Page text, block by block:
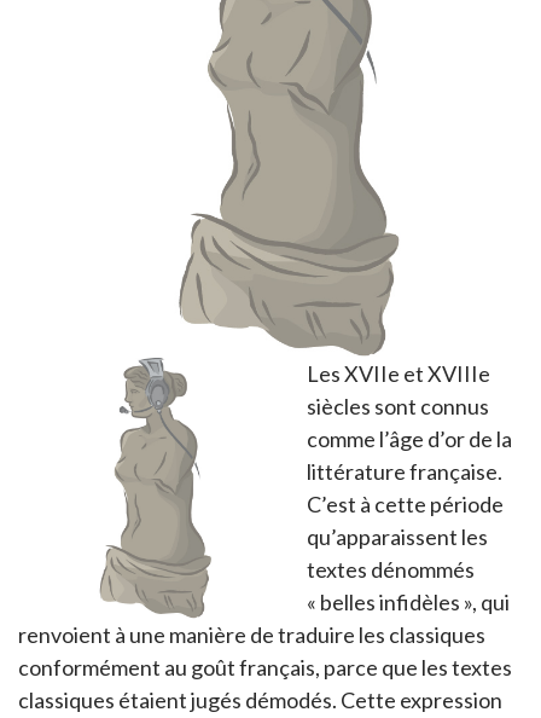
Les XVIIe et XVIIIe
siècles sont connus
comme l’âge d’or de la
littérature française.
C’est à cette période
qu’apparaissent les
textes dénommés
« belles infidèles », qui
renvoient à une manière de traduire les classiques
conformément au goût français, parce que les textes
classiques étaient jugés démodés. Cette expression